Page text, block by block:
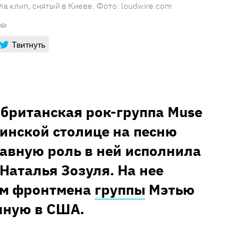
клип, снятый в Киеве. Фото: loudwire.com
Твитнуть
рок-группа Muse
столице на песню
роль в ней исполнила
Зозуля. На нее
фронтмена группы Мэтью
в США.